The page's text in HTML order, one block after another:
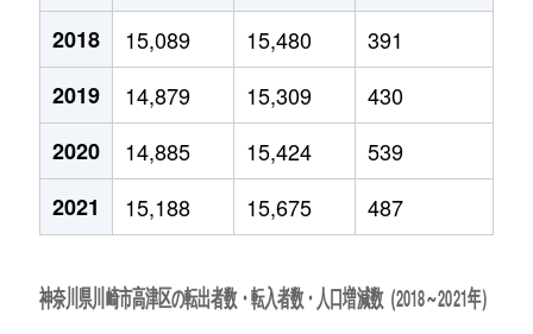
2018
15,089 15,480
391
2019
14,879 15,309
430
2020
14,885 15,424
539
2021
15,188 15,675 487